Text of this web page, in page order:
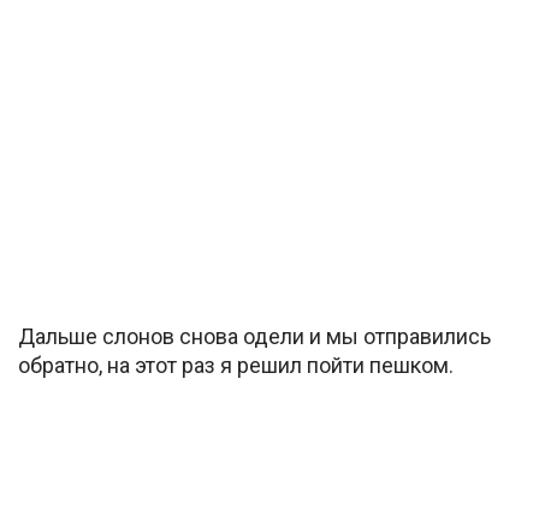
Дальше слонов снова одели и мы отправились
обратно, на этот раз я решил пойти пешком.